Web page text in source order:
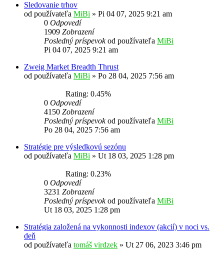
Sledovanie trhov
od používateľa MiBi » Pi 04 07, 2025 9:21 am
0 Odpovedí
1909 Zobrazení
Posledný príspevokod používateľa MiBi
Pi 04 07, 2025 9:21 am
Zweig Market Breadth Thrust
od používateľa MiBi » Po 28 04, 2025 7:56 am
Rating: 0.45%
0 Odpovedí
4150 Zobrazení
Posledný príspevokod používateľa MiBi
Po 28 04, 2025 7:56 am
Stratégie pre výsledkovú sezónu
od používateľa MiBi » Ut 18 03, 2025 1:28 pm
Rating: 0.23%
0 Odpovedí
3231 Zobrazení
Posledný príspevokod používateľa MiBi
Ut 18 03, 2025 1:28 pm
Stratégia založená na vykonnosti indexov (akcií) v noci vs.
deň
od používateľa tomáš virdzek » Ut 27 06, 2023 3:46 pm